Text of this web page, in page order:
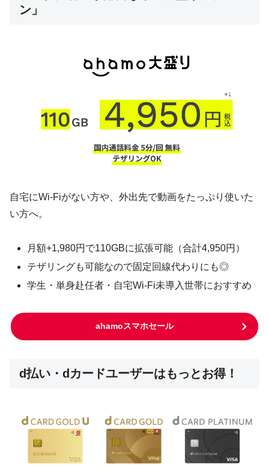
ン」
自宅にWi-Fiがない方や、外出先で動画をたっぷり使いた
い方へ。
月額+1,980円で110GBに拡張可能（合計4,950円）
テザリングも可能なので固定回線代わりにも◎
学生・単身赴任者・自宅Wi-Fi未導入世帯におすすめ
ahamoスマホセール
d払い・dカードユーザーはもっとお得！